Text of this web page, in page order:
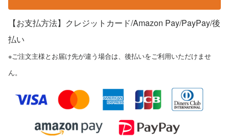
【お支払方法】クレジットカード/Amazon Pay/PayPay/後
払い
※ご注文主様とお届け先が違う場合は、後払いをご利用いただけませ
ん。